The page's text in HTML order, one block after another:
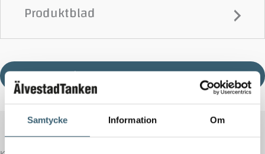
Samtycke Information Om
Produktblad
Ladda ner produktblad